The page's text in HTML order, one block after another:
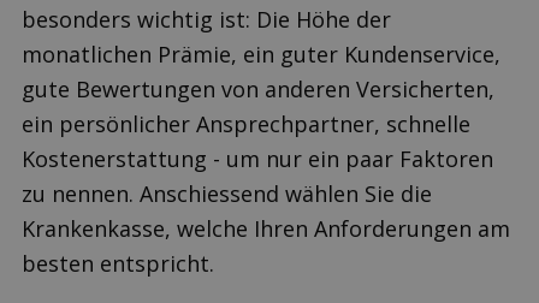
besonders wichtig ist: Die Höhe der
monatlichen Prämie, ein guter Kundenservice,
gute Bewertungen von anderen Versicherten,
ein persönlicher Ansprechpartner, schnelle
Kostenerstattung - um nur ein paar Faktoren
zu nennen. Anschiessend wählen Sie die
Krankenkasse, welche Ihren Anforderungen am
besten entspricht.